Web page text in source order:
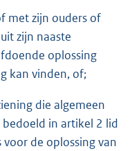
met zijn ouders of
zijn naaste
oplossing
kan vinden, of;
die algemeen
in artikel 2 lid
de oplossing van